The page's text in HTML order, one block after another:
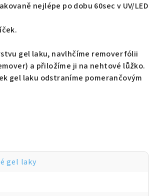
nejlépe po dobu 60sec v UV/LED
gel laku, navlhčíme remover fólii
a přiložíme ji na nehtové lůžko.
gel laku odstraníme pomerančovým
gel laky